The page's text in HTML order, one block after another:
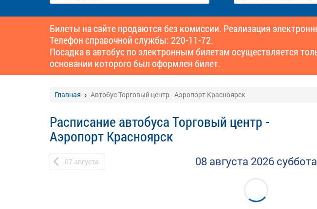
Билеты на сайте продаются без комиссии. Реализация
Телефон справочной службы: 220-11-72.
Посадка в автобус по электронным билетам осуществляется
основании которого был оформлен билет.
Главная Автобус Торговый центр - Аэропорт Красноярск
Расписание автобуса Торговый центр -
Аэропорт Красноярск
07 августа 08 августа 2026 суббота